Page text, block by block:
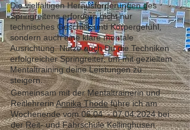
Die vielfältigen Herausforderungen des
Springreitens erfordern nicht nur
technisches Geschick und Körpergefühl,
sondern auch eine klare mentale
Ausrichtung. Nutze auch Du die Techniken
erfolgreicher Springreiter, um mit gezieltem
Mentaltraining deine Leistungen zu
steigern.
Gemeinsam mit der Mentaltrainerin und
ReitlehrerinAnnika Thodeführe ich am
Wochenende vom06.04. - 07.04.2024bei
der Reit- und Fahrschule Kellinghusen